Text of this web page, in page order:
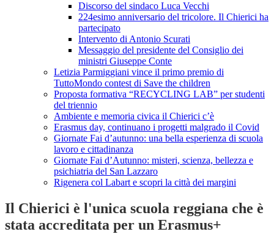
Discorso del sindaco Luca Vecchi
224esimo anniversario del tricolore. Il Chierici ha
partecipato
Intervento di Antonio Scurati
Messaggio del presidente del Consiglio dei
ministri Giuseppe Conte
Letizia Parmiggiani vince il primo premio di
TuttoMondo contest di Save the children
Proposta formativa “RECYCLING LAB” per studenti
del triennio
Ambiente e memoria civica il Chierici c’è
Erasmus day, continuano i progetti malgrado il Covid
Giornate Fai d’autunno: una bella esperienza di scuola
lavoro e cittadinanza
Giornate Fai d’Autunno: misteri, scienza, bellezza e
psichiatria del San Lazzaro
Rigenera col Labart e scopri la città dei margini
Il Chierici è l'unica scuola reggiana che è
stata accreditata per un Erasmus+